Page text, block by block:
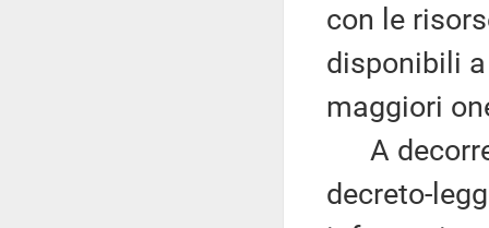
con le
disponibili
maggiori
A
decreto-